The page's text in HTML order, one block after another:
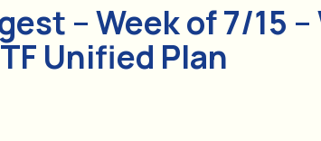
– Week of 7/15 –
Unified Plan